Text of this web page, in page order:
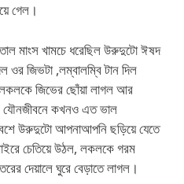
গেল।
মাংস খামচে ধরেছিল উরুদুটো ঈষদ
ওর জিভটা ,লম্বালম্বি টান দিল
জিভের ছোঁয়া লাগল আর
যৌনজীবনে কখনও এত ভাল
উরুদুটো আপনাআপনি ছড়িয়ে যেতে
চেতিয়ে উঠল, লকলকে গরম
দেয়ালে ঘুরে বেড়াতে লাগল।